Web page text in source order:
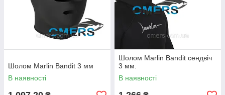
Шолом Marlin Bandit 3 мм
В наявності
Шолом Marlin Bandit сендвіч
3 мм.
В наявності